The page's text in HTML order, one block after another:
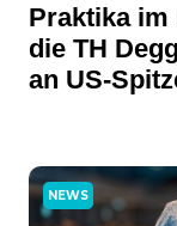
Praktika im
die TH
an US-
NEWS